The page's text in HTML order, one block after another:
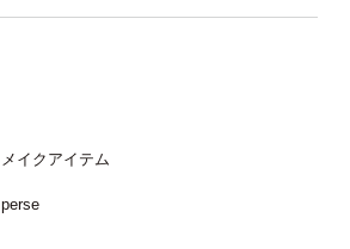
メイクアイテム
perse